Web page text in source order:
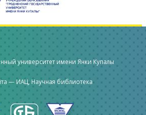
университет имени Янки Купалы